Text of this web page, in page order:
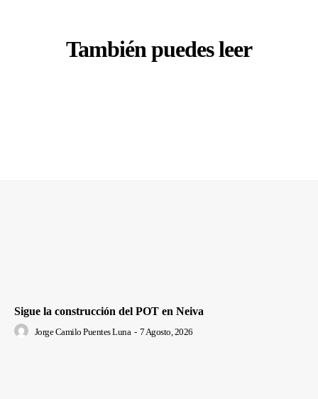
También puedes leer
Sigue la construcción del POT en Neiva
Jorge Camilo Puentes Luna - 7 Agosto, 2026